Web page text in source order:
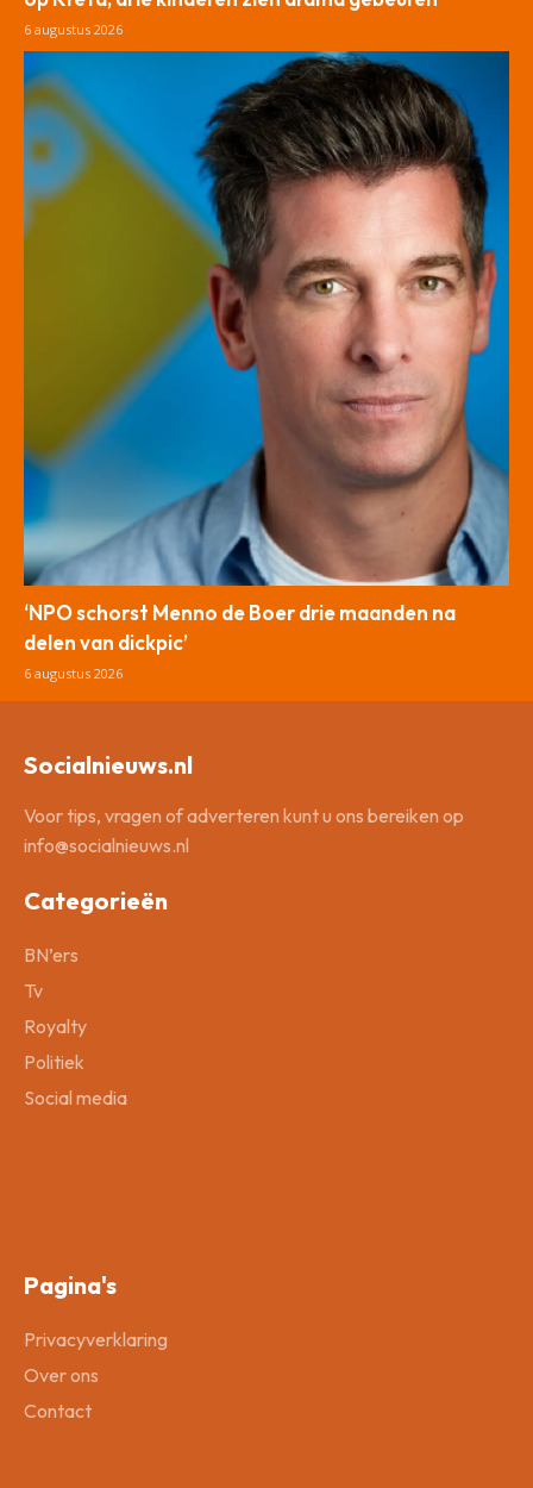
6 augustus 2026
‘NPO schorst Menno de Boer drie maanden na
delen van dickpic’
6 augustus 2026
Socialnieuws.nl
Voor tips, vragen of adverteren kunt u ons bereiken op
info@socialnieuws.nl
Categorieën
BN’ers
Tv
Royalty
Politiek
Social media
Pagina's
Privacyverklaring
Over ons
Contact